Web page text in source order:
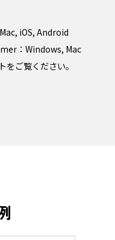
iOS, Android
：Windows, Mac
ご覧ください。